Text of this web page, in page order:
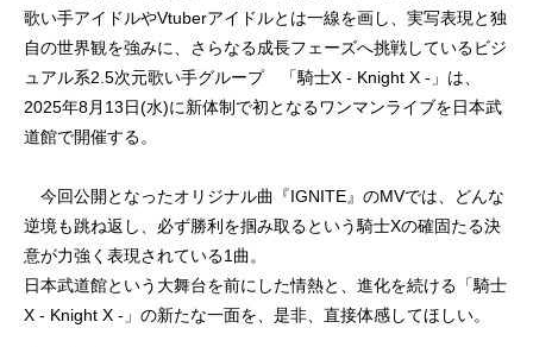
歌い手アイドルやVtuberアイドルとは一線を画し、実写表現と独
自の世界観を強みに、さらなる成長フェーズへ挑戦しているビジ
ュアル系2.5次元歌い手グループ 「騎士X - Knight X -」は、
2025年8月13日(水)に新体制で初となるワンマンライブを日本武
道館で開催する。
今回公開となったオリジナル曲『IGNITE』のMVでは、どんな
逆境も跳ね返し、必ず勝利を掴み取るという騎士Xの確固たる決
意が力強く表現されている1曲。
日本武道館という大舞台を前にした情熱と、進化を続ける「騎士
X - Knight X -」の新たな一面を、是非、直接体感してほしい。